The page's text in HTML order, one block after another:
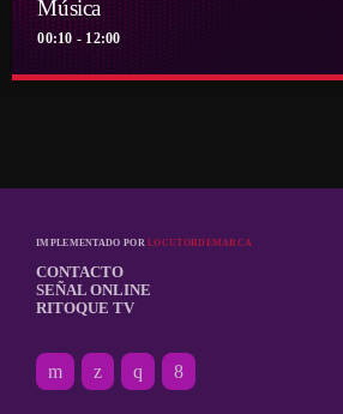
Música
00:10 - 12:00
Música
IMPLEMENTADO PORLOCUTORDEMARCA
CONTACTO
SEÑAL ONLINE
RITOQUE TV